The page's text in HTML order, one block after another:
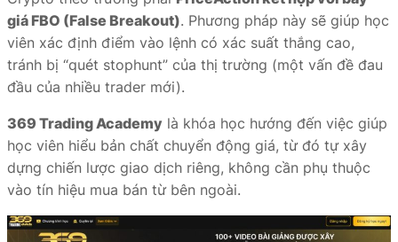
giá FBO (False Breakout). Phương pháp này sẽ giúp học
viên xác định điểm vào lệnh có xác suất thắng cao,
tránh bị “quét stophunt” của thị trường (một vấn đề đau
đầu của nhiều trader mới).
369 Trading Academy là khóa học hướng đến việc giúp
học viên hiểu bản chất chuyển động giá, từ đó tự xây
dựng chiến lược giao dịch riêng, không cần phụ thuộc
vào tín hiệu mua bán từ bên ngoài.